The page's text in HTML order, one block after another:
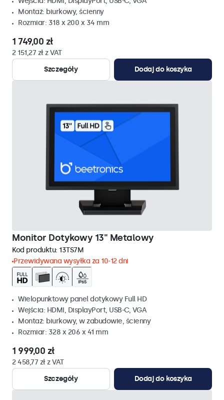
Montaż: biurkowy, ścienny
Rozmiar: 318 x 200 x 34 mm
1 749,00 zł
2 151,27 zł z VAT
Szczegóły
Dodaj do koszyka
Monitor Dotykowy 13" Metalowy
Kod produktu: 13TS7M
Przewidywana wysyłka za 10-12 dni
Wielopunktowy panel dotykowy Full HD
Wejścia: HDMI, DisplayPort, USB-C, VGA
Montaż: biurkowy, w zabudowie, ścienny
Rozmiar: 328 x 206 x 41 mm
1 999,00 zł
2 458,77 zł z VAT
Szczegóły
Dodaj do koszyka